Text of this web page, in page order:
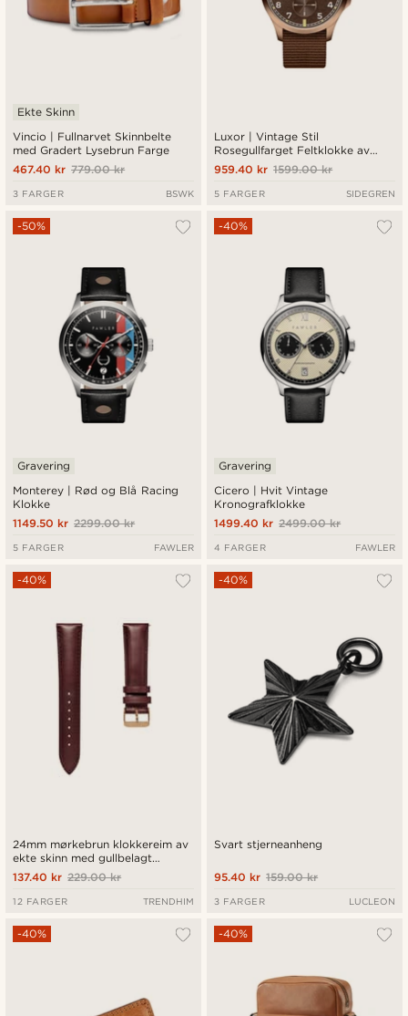
Vincio | Fullnarvet Skinnbelte
med Gradert Lysebrun Farge
Ekte Skinn
779.00 kr
467.40 kr
3 FARGER BSWK
Luxor | Vintage Stil
Rosegullfarget Feltklokke av
Rustfritt Stål1599.00 kr
959.40 kr
5 FARGER SIDEGREN
Monterey | Rød og Blå Racing
Klokke
-50%
Gravering
2299.00 kr
1149.50 kr
5 FARGER FAWLER
Cicero | Hvit Vintage
Kronografklokke
-40%
Gravering
2499.00 kr
1499.40 kr
4 FARGER FAWLER
24mm mørkebrun klokkereim av
ekte skinn med gullbelagt
spenne og hurtigutløsende
tapper
-40%
229.00 kr
137.40 kr
12 FARGER TRENDHIM
Svart stjerneanheng
-40%
159.00 kr
95.40 kr
3 FARGER LUCLEON
-40% -40%